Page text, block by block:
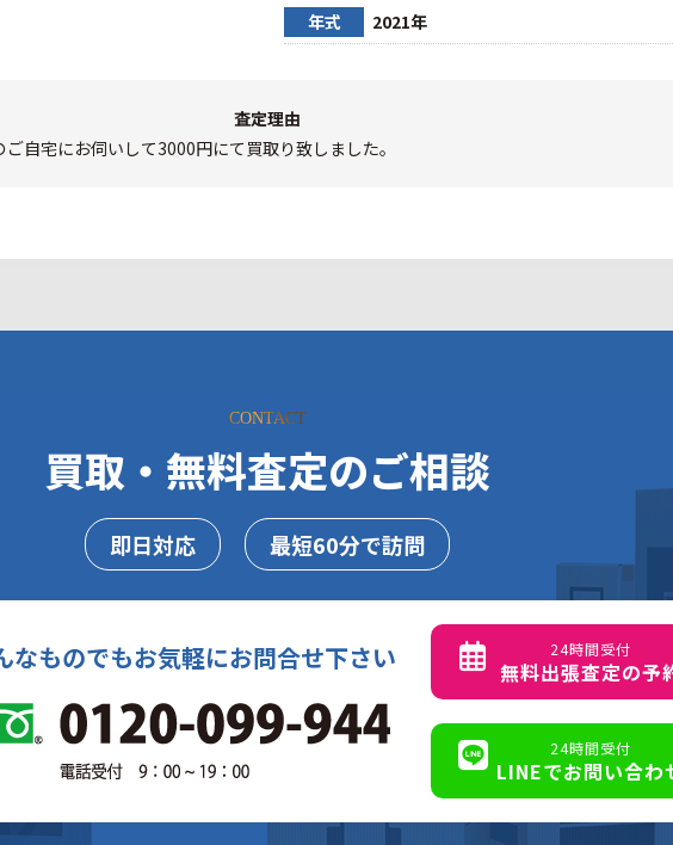
年式 2021年
査定理由
自宅にお伺いして3000円にて買取り致しました。
CONTACT
買取・無料査定のご相談
即日対応 最短60分で訪問
なものでもお気軽にお問合せ下さい 24時間受付
無料出張査定の予
24時間受付
LINEでお問い合わ